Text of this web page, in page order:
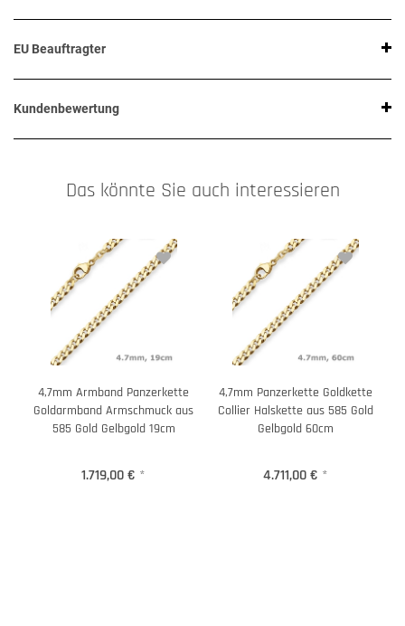
EU Beauftragter
Kundenbewertung
Das könnte Sie auch interessieren
4,7mm Armband Panzerkette
Goldarmband Armschmuck aus
585 Gold Gelbgold 19cm
1.719,00 € *
4,7mm Panzerkette Goldkette
Collier Halskette aus 585 Gold
Gelbgold 60cm
4.711,00 € *